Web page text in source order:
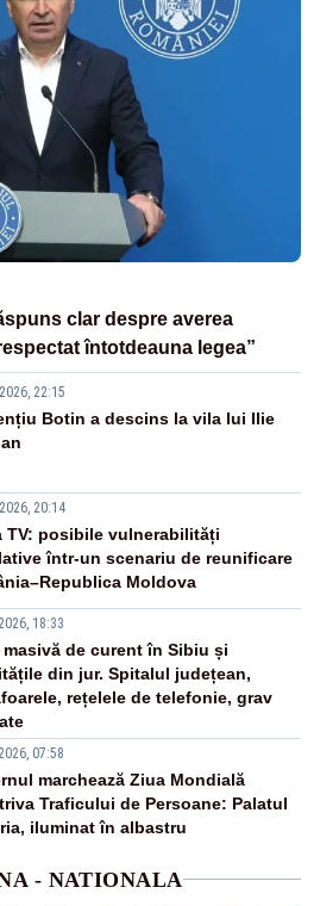
clar despre averea
întotdeauna legea”
22:15
Botin a descins la vila lui Ilie
20:14
TV: posibile vulnerabilități
într-un scenariu de reunificare
Moldova
18:33
masivă de curent în Sibiu și
din jur. Spitalul județean,
rețelele de telefonie, grav
07:58
marchează Ziua Mondială
Traficului de Persoane: Palatul
iluminat în albastru
- NATIONALA